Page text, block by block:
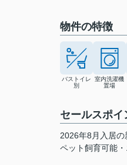
物件の特徴
バストイレ
別
室内洗濯機
置場
セールスポイ
2026年8月入居の
ペット飼育可能